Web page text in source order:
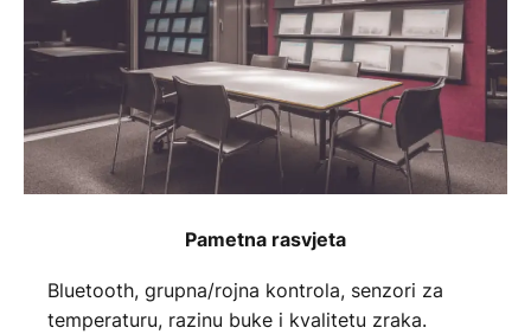
Pametna rasvjeta
Bluetooth, grupna/rojna kontrola, senzori za
temperaturu, razinu buke i kvalitetu zraka.